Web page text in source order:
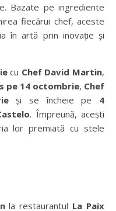
Bazate pe ingrediente
fiecărui chef, aceste
în artă prin inovație și
cu Chef David Martin,
pe 14 octombrie, Chef
și se încheie pe 4
. Împreună, acești
lor premiată cu stele
la restaurantul La Paix